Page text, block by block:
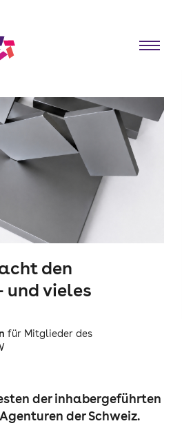
den
und vieles
für Mitglieder des
der inhabergeführten
der Schweiz.